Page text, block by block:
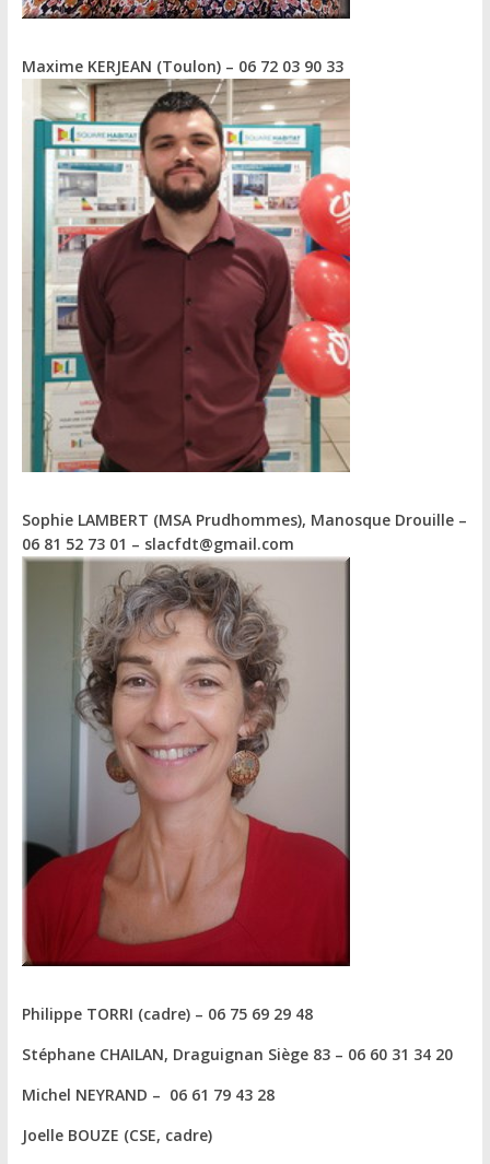
Maxime KERJEAN (Toulon)– 06 72 03 90 33
Sophie LAMBERT (MSA Prudhommes), Manosque Drouille –
06 81 52 73 01 – slacfdt@gmail.com
Philippe TORRI (cadre) – 06 75 69 29 48
Stéphane CHAILAN, Draguignan Siège 83 – 06 60 31 34 20
Michel NEYRAND – 06 61 79 43 28
Joelle BOUZE (CSE, cadre)